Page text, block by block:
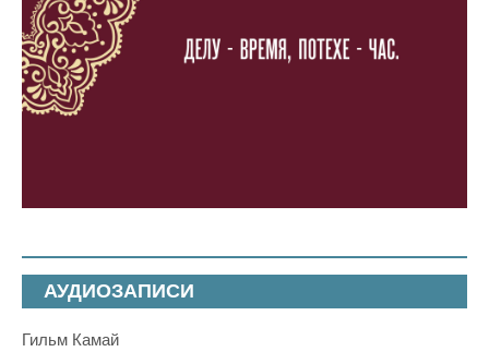
АУДИОЗАПИСИ
Гильм Камай